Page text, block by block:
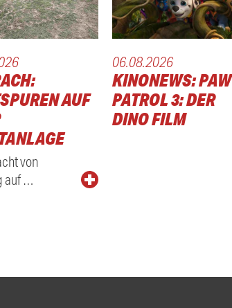
AUF
von
auf …
06.08.2026
KINONEWS: PAW
PATROL 3: DER
DINO FILM